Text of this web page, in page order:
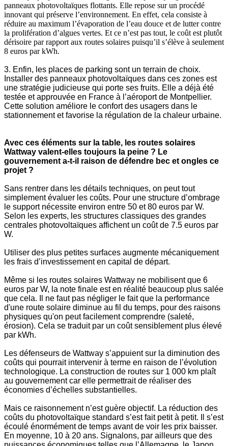
panneaux photovoltaïques flottants. Elle repose sur un procédé
innovant qui préserve l’environnement. En effet, cela consiste à
réduire au maximum l’évaporation de l’eau douce et de lutter contre
la prolifération d’algues vertes. Et ce n’est pas tout, le coût est plutôt
dérisoire par rapport aux routes solaires puisqu’il s’élève à seulement
8 euros par kWh.
3. Enfin, les places de parking sont un terrain de choix.
Installer des panneaux photovoltaïques dans ces zones est
une stratégie judicieuse qui porte ses fruits. Elle a déjà été
testée et approuvée en France à l’aéroport de Montpellier.
Cette solution améliore le confort des usagers dans le
stationnement et favorise la régulation de la chaleur urbaine.
Avec ces éléments sur la table, les routes solaires
Wattway valent-elles toujours la peine ? Le
gouvernement a-t-il raison de défendre bec et ongles ce
projet ?
Sans rentrer dans les détails techniques, on peut tout
simplement évaluer les coûts. Pour une structure d’ombrage
le support nécessite environ entre 50 et 80 euros par W.
Selon les experts, les structures classiques des grandes
centrales photovoltaïques affichent un coût de 7.5 euros par
W.
Utiliser des plus petites surfaces augmente mécaniquement
les frais d’investissement en capital de départ.
Même si les routes solaires Wattway ne mobilisent que 6
euros par W, la note finale est en réalité beaucoup plus salée
que cela.
Il ne faut pas négliger le fait que la performance
d'une route solaire diminue au fil du temps, pour des raisons
physiques qu'on peut facilement comprendre (saleté,
érosion). Cela se traduit par un coût sensiblement plus élevé
par kWh.
Les défenseurs de Wattway s’appuient sur la diminution des
coûts qui pourrait intervenir à terme en raison de l’évolution
technologique. La construction de routes sur 1 000 km plaît
au gouvernement car elle permettrait de réaliser des
économies d’échelles substantielles.
Mais ce raisonnement n’est guère objectif. La réduction des
coûts du photovoltaïque standard s’est fait petit à petit. Il s’est
écoulé énormément de temps avant de voir les prix baisser.
En moyenne, 10 à 20 ans. Signalons, par ailleurs que des